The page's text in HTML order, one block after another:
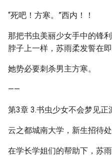
“死吧！方寒。”西内！！
那把书虫美丽少女手中的锋
脖子上一样，苏雨柔发誓在
她势必要刺杀男主方寒。
——
第3章 3.书虫少女不会梦见正
云之都城南大学，新生招待处
在学长学姐们的帮助下，苏